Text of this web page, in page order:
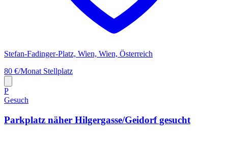
Stefan-Fadinger-Platz, Wien, Wien, Österreich
80 €/Monat Stellplatz
P
Gesuch
Parkplatz näher Hilgergasse/Geidorf gesucht